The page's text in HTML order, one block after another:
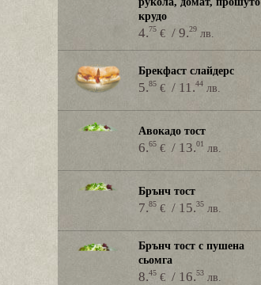
крудо
4.75 €/ 9.29 лв.
Брекфаст слайдерс
5.85 €/ 11.44 лв.
Авокадо тост
6.65 €/ 13.01 лв.
Брънч тост
7.85 €/ 15.35 лв.
Брънч тост с пушена
сьомга
8.45 €/ 16.53 лв.